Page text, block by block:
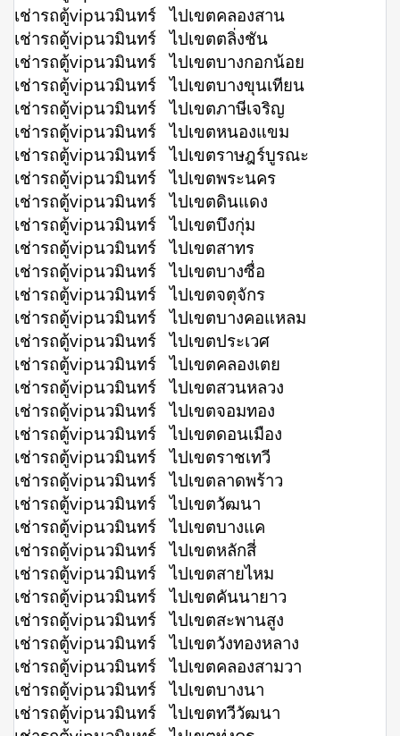
เช่ารถตู้vipนวมินทร์ ไปเขตคลองสาน
เช่ารถตู้vipนวมินทร์ ไปเขตตลิ่งชัน
เช่ารถตู้vipนวมินทร์ ไปเขตบางกอกน้อย
เช่ารถตู้vipนวมินทร์ ไปเขตบางขุนเทียน
เช่ารถตู้vipนวมินทร์ ไปเขตภาษีเจริญ
เช่ารถตู้vipนวมินทร์ ไปเขตหนองแขม
เช่ารถตู้vipนวมินทร์ ไปเขตราษฎร์บูรณะ
เช่ารถตู้vipนวมินทร์ ไปเขตพระนคร
เช่ารถตู้vipนวมินทร์ ไปเขตดินแดง
เช่ารถตู้vipนวมินทร์ ไปเขตบึงกุ่ม
เช่ารถตู้vipนวมินทร์ ไปเขตสาทร
เช่ารถตู้vipนวมินทร์ ไปเขตบางซื่อ
เช่ารถตู้vipนวมินทร์ ไปเขตจตุจักร
เช่ารถตู้vipนวมินทร์ ไปเขตบางคอแหลม
เช่ารถตู้vipนวมินทร์ ไปเขตประเวศ
เช่ารถตู้vipนวมินทร์ ไปเขตคลองเตย
เช่ารถตู้vipนวมินทร์ ไปเขตสวนหลวง
เช่ารถตู้vipนวมินทร์ ไปเขตจอมทอง
เช่ารถตู้vipนวมินทร์ ไปเขตดอนเมือง
เช่ารถตู้vipนวมินทร์ ไปเขตราชเทวี
เช่ารถตู้vipนวมินทร์ ไปเขตลาดพร้าว
เช่ารถตู้vipนวมินทร์ ไปเขตวัฒนา
เช่ารถตู้vipนวมินทร์ ไปเขตบางแค
เช่ารถตู้vipนวมินทร์ ไปเขตหลักสี่
เช่ารถตู้vipนวมินทร์ ไปเขตสายไหม
เช่ารถตู้vipนวมินทร์ ไปเขตคันนายาว
เช่ารถตู้vipนวมินทร์ ไปเขตสะพานสูง
เช่ารถตู้vipนวมินทร์ ไปเขตวังทองหลาง
เช่ารถตู้vipนวมินทร์ ไปเขตคลองสามวา
เช่ารถตู้vipนวมินทร์ ไปเขตบางนา
เช่ารถตู้vipนวมินทร์ ไปเขตทวีวัฒนา